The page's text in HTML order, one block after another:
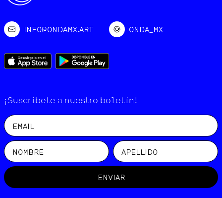
INFO@ONDAMX.ART ONDA_MX
¡Suscríbete a nuestro boletín!
ENVIAR